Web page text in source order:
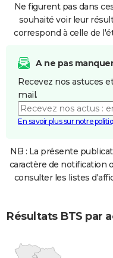
Ne figurent pas dans
souhaité voir leur
correspond à celle de
A ne pas manquer
Recevez nos astuces
mail.
En savoir plus sur notre
NB : La présente
caractère de notification
consulter les listes
Résultats BTS par